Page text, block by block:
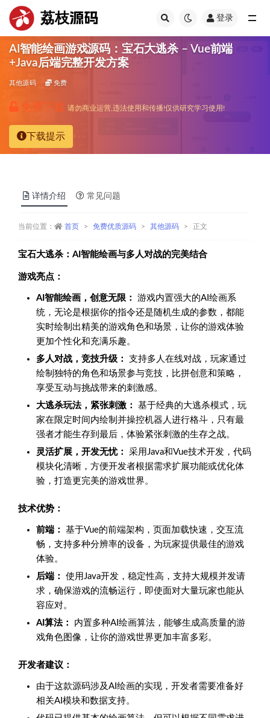
荔枝源码 登录
AI智能绘画游戏源码：宝石大逃杀 – Vue前端
+Java后端完整开发方案
其他源码 免费
免费下载 请勿商业运营,违法使用和传播!仅供研究学习使用!
下载提示
详情介绍 常见问题
当前位置： 首页 免费优质源码 其他源码 正文
宝石大逃杀：AI智能绘画与多人对战的完美结合
游戏亮点：
AI智能绘画，创意无限：
游戏内置强大的AI绘画系
统，无论是根据你的指令还是随机生成的参数，都能
实时绘制出精美的游戏角色和场景，让你的游戏体验
更加个性化和充满乐趣。
多人对战，竞技升级：
支持多人在线对战，玩家通过
绘制独特的角色和场景参与竞技，比拼创意和策略，
享受互动与挑战带来的刺激感。
大逃杀玩法，紧张刺激：
基于经典的大逃杀模式，玩
家在限定时间内绘制并操控机器人进行格斗，只有最
强者才能生存到最后，体验紧张刺激的生存之战。
灵活扩展，开发无忧：
采用Java和Vue技术开发，代码
模块化清晰，方便开发者根据需求扩展功能或优化体
验，打造更完美的游戏世界。
技术优势：
前端：
基于Vue的前端架构，页面加载快速，交互流
畅，支持多种分辨率的设备，为玩家提供最佳的游戏
体验。
后端：
使用Java开发，稳定性高，支持大规模并发请
求，确保游戏的流畅运行，即使面对大量玩家也能从
容应对。
AI算法：
内置多种AI绘画算法，能够生成高质量的游
戏角色图像，让你的游戏世界更加丰富多彩。
开发者建议：
由于这款源码涉及AI绘画的实现，开发者需要准备好
相关AI模块和数据支持。